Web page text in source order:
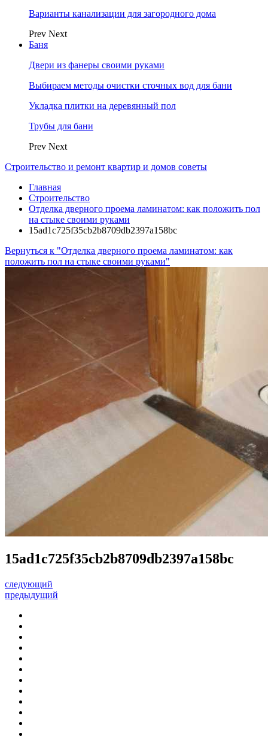
Варианты канализации для загородного дома
Prev Next
Баня
Двери из фанеры своими руками
Выбираем методы очистки сточных вод для бани
Укладка плитки на деревянный пол
Трубы для бани
Prev Next
Строительство и ремонт квартир и домов советы
Главная
Строительство
Отделка дверного проема ламинатом: как положить пол
на стыке своими руками
15ad1c725f35cb2b8709db2397a158bc
Вернуться к "Отделка дверного проема ламинатом: как
положить пол на стыке своими руками"
15ad1c725f35cb2b8709db2397a158bc
следующий
предыдущий